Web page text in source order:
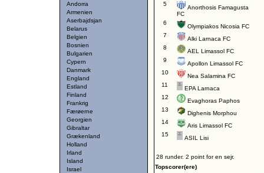
Andorra
Armenien
Aserbajdsjan
Belarus
Belgien
Bosnien
Bulgarien
Cypern
Danmark
England
Estland
Finland
Frankrig
Færøerne
Georgien
Gibraltar
Grækenland
Holland
Irland
Island
Israel
5
Anorthosis Famagusta
FC
6
Olympiakos Nicosia FC
7
Alki Larnaca FC
8
AEL Limassol FC
9
Apollon Limassol FC
10
Nea Salamina FC
11
EPA Larnaca
12
Evaghoras Paphos
13
Dighenis Morphou
14
Aris Limassol FC
15
ASIL Lisi
28 runder. 2 point for en sejr.
Topscorer(ere)